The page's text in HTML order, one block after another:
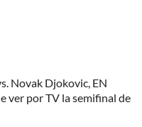
Novak Djokovic, EN
ver por TV la semifinal de